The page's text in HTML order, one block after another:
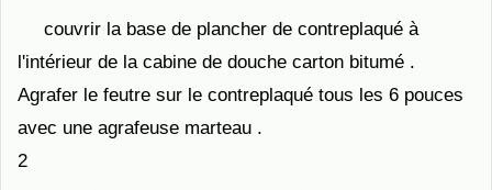
couvrir la base de plancher de contreplaqué à
l'intérieur de la cabine de douche carton bitumé .
Agrafer le feutre sur le contreplaqué tous les 6 pouces
avec une agrafeuse marteau .
2